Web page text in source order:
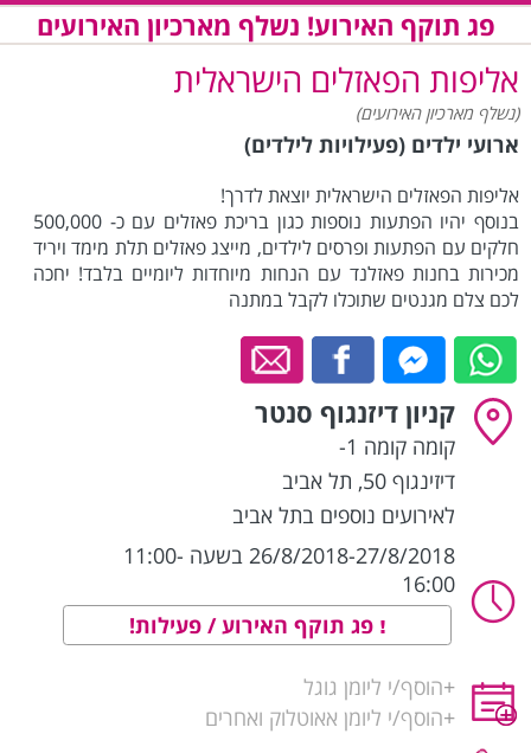
פג תוקף האירוע! נשלף מארכיון האירועים
אליפות הפאזלים הישראלית
(נשלף מארכיון האירועים)
ארועי ילדים (פעילויות לילדים)
אליפות הפאזלים הישראלית יוצאת לדרך!
בנוסף יהיו הפתעות נוספות כגון בריכת פאזלים עם כ- 500,000
חלקים עם הפתעות ופרסים לילדים, מייצג פאזלים תלת מימד ויריד
מכירות בחנות פאזלנד עם הנחות מיוחדות ליומיים בלבד! יחכה
לכם צלם מגנטים שתוכלו לקבל במתנה
קניון דיזנגוף סנטר
קומה קומה 1-
דיזינגוף 50
, תל אביב
לאירועים נוספים בתל אביב
26/8/2018-27/8/2018 בשעה 11:00-
16:00
פג תוקף האירוע / פעילות!
+הוסף/י ליומן גוגל
+הוסף/י ליומן אאוטלוק ואחרים